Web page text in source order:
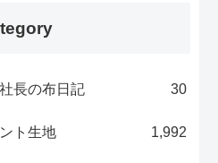
長の布日記 30
ト生地 1,992